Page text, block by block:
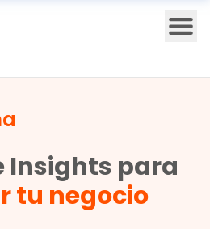
Insights para
tu negocio